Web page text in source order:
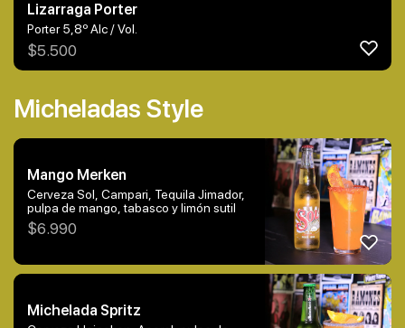
Lizarraga Porter
Porter 5,8º Alc / Vol.
$5.500
Micheladas Style
Mango Merken
Cerveza Sol, Campari, Tequila Jimador,
pulpa de mango, tabasco y limón sutil
$6.990
Michelada Spritz